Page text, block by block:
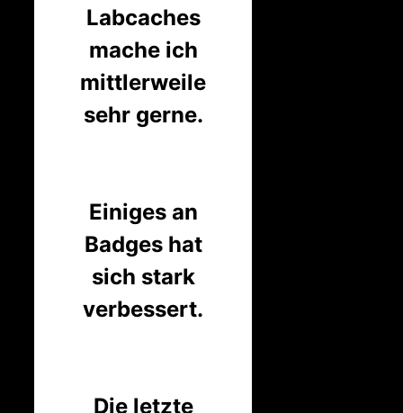
Labcaches
mache ich
mittlerweile
sehr gerne.
Einiges an
Badges hat
sich stark
verbessert.
Die letzte